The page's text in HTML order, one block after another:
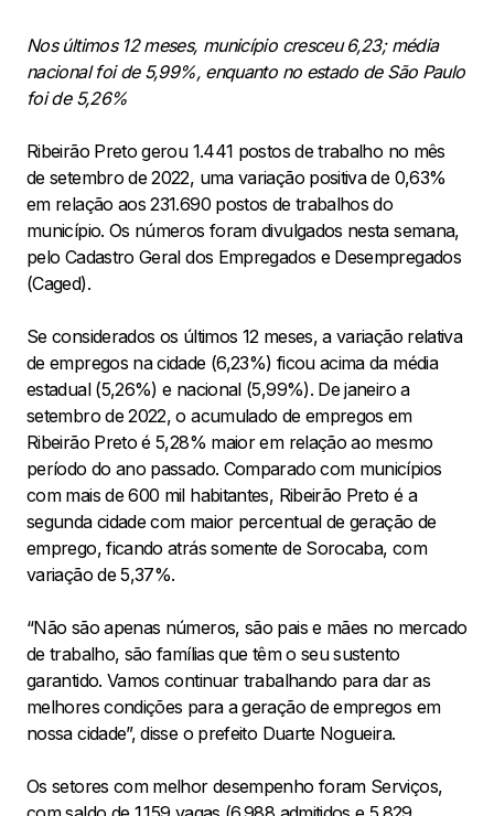
Nos últimos 12 meses, município cresceu 6,23; média
nacional foi de 5,99%, enquanto no estado de São Paulo
foi de 5,26%
Ribeirão Preto gerou 1.441 postos de trabalho no mês
de setembro de 2022, uma variação positiva de 0,63%
em relação aos 231.690 postos de trabalhos do
município. Os números foram divulgados nesta semana,
pelo Cadastro Geral dos Empregados e Desempregados
(Caged).
Se considerados os últimos 12 meses, a variação relativa
de empregos na cidade (6,23%) ficou acima da média
estadual (5,26%) e nacional (5,99%). De janeiro a
setembro de 2022, o acumulado de empregos em
Ribeirão Preto é 5,28% maior em relação ao mesmo
período do ano passado. Comparado com municípios
com mais de 600 mil habitantes, Ribeirão Preto é a
segunda cidade com maior percentual de geração de
emprego, ficando atrás somente de Sorocaba, com
variação de 5,37%.
“Não são apenas números, são pais e mães no mercado
de trabalho, são famílias que têm o seu sustento
garantido. Vamos continuar trabalhando para dar as
melhores condições para a geração de empregos em
nossa cidade”, disse o prefeito Duarte Nogueira.
Os setores com melhor desempenho foram Serviços,